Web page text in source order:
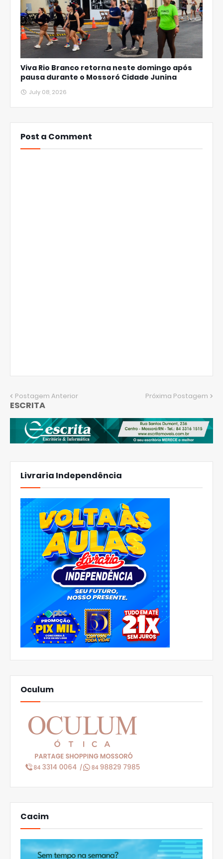
Viva Rio Branco retorna neste domingo após
pausa durante o Mossoró Cidade Junina
July 08, 2026
Post a Comment
Postagem Anterior Próxima Postagem
ESCRITA
Livraria Independência
Oculum
Cacim